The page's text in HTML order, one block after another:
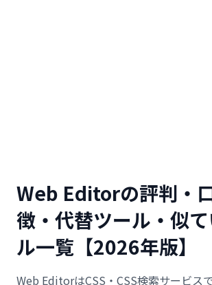
Web Editorの評判・
徴・代替ツール・似
ル一覧【2026年版】
Web EditorはCSS・CSS検索サービス